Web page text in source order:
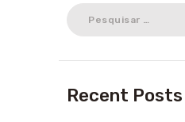
Pesquisar
por:
Recent Posts